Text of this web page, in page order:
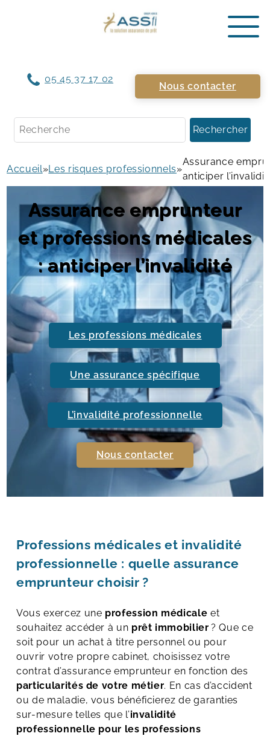
05 45 37 17 02
Nous contacter
Rechercher
Accueil»Les risques professionnels»
Assurance
anticiper
Assurance emprunteur
et professions médicales
: anticiper l’invalidité
Les professions médicales
Une assurance spécifique
L’invalidité professionnelle
Nous contacter
Professions médicales et invalidité
professionnelle : quelle assurance
emprunteur choisir ?
Vous exercez une profession médicale et
souhaitez accéder à un prêt immobilier ? Que ce
soit pour un achat à titre personnel ou pour
ouvrir votre propre cabinet, choisissez votre
contrat d’assurance emprunteur en fonction des
particularités de votre métier. En cas d’accident
ou de maladie, vous bénéficierez de garanties
sur-mesure telles que l’invalidité
professionnelle pour les professions